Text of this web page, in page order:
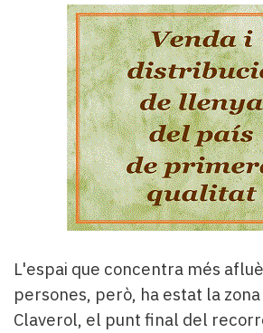
L'espai que concentra més
persones, però, ha estat la
Claverol, el punt final del